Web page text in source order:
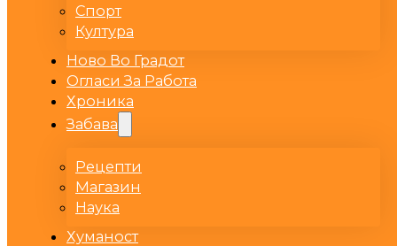
Спорт
Култура
Ново Во Градот
Огласи За Работа
Хроника
Забава
Рецепти
Магазин
Наука
Хуманост